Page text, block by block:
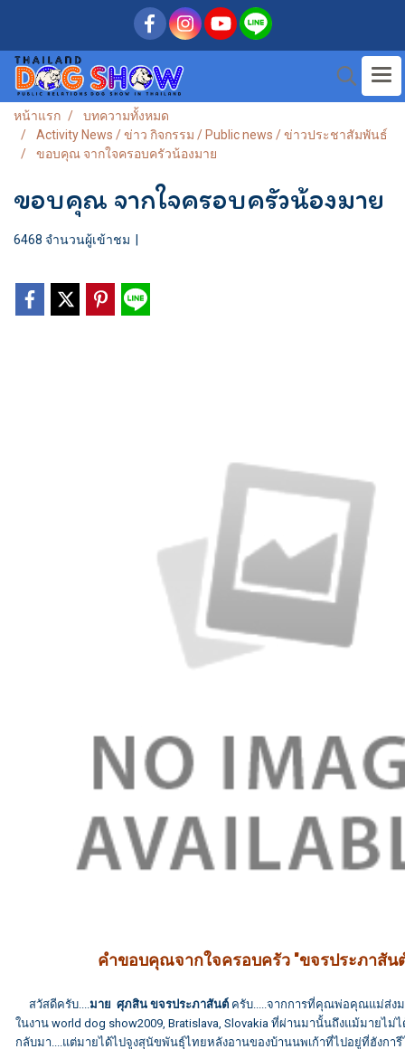
หน้าแรก
บทความทั้งหมด
Activity News / ข่าว กิจกรรม / Public news / ข่าวประชาสัมพันธ์
ขอบคุณ จากใจครอบครัวน้องมาย
ขอบคุณ จากใจครอบครัวน้องมาย
6468 จำนวนผู้เข้าชม
คำขอบคุณจากใจครอบครัว"ขจรประภาสัน
สวัสดีครับ.... มาย ศุภสิน ขจรประภาสันต์ ครับ.....จากการที่คุณพ่อคุณแม่ส่งม
ในงาน world dog show2009, Bratislava, Slovakia ที่ผ่านมานั้นถึงแม้มายไม่ไ
กลับมา....แต่มายได้ไปจูงสุนัขพันธุ์ไทยหลังอานของบ้านนพเก้าที่ไปอยู่ที่ฮังการีไ